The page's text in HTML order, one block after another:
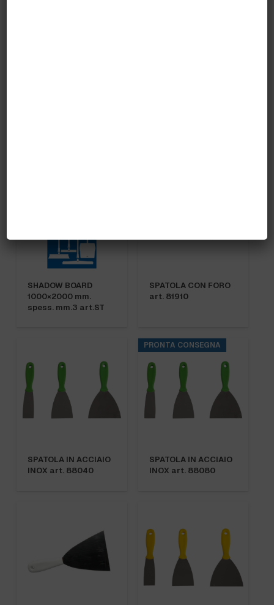
SHADOW BOARD
1000×2000 mm.
spess. mm.3 art.ST
SPATOLA CON FORO
art. 81910
SPATOLA IN ACCIAIO
INOX art. 88040
PRONTA CONSEGNA
SPATOLA IN ACCIAIO
INOX art. 88080